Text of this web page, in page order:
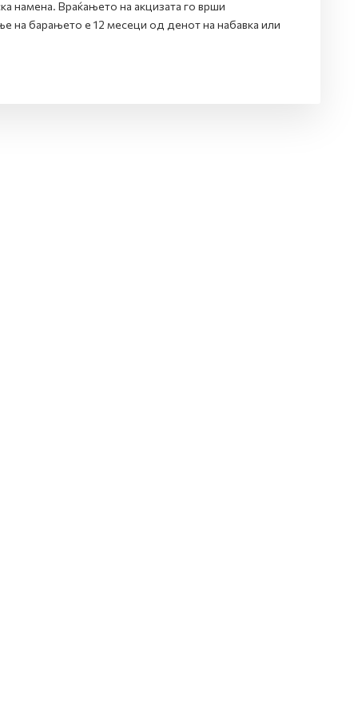
намена. Враќањето на акцизата го врши
на барањето е 12 месеци од денот на набавка или